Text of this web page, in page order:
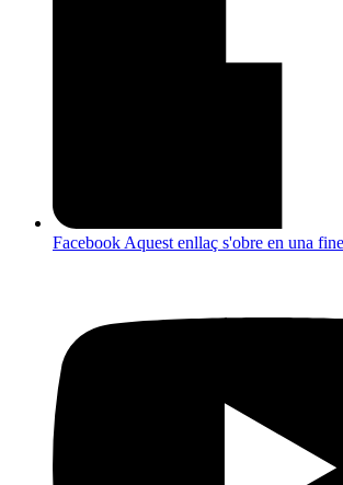
FacebookAquest enllaç s'obre en una